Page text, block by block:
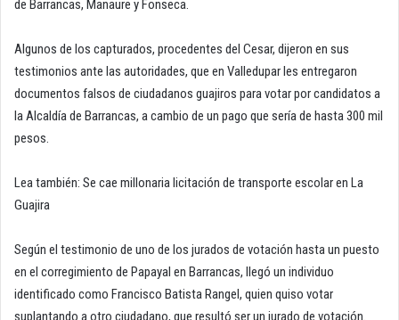
de Barrancas, Manaure y Fonseca.
Algunos de los capturados, procedentes del Cesar, dijeron en sus
testimonios ante las autoridades, que en Valledupar les entregaron
documentos falsos de ciudadanos guajiros para votar por candidatos a
la Alcaldía de Barrancas, a cambio de un pago que sería de hasta 300 mil
pesos.
Lea también: Se cae millonaria licitación de transporte escolar en La
Guajira
Según el testimonio de uno de los jurados de votación hasta un puesto
en el corregimiento de Papayal en Barrancas, llegó un individuo
identificado como Francisco Batista Rangel, quien quiso votar
suplantando a otro ciudadano, que resultó ser un jurado de votación.